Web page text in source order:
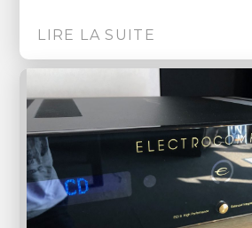
LIRE LA SUITE